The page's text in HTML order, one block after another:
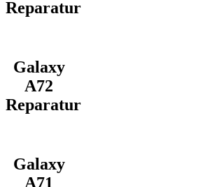
Reparatur
Galaxy
A72
Reparatur
Galaxy
A71